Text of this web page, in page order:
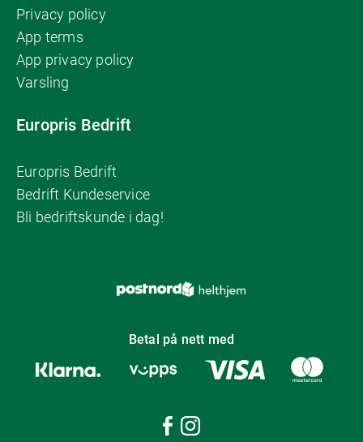
Privacy policy
App terms
App privacy policy
Varsling
Europris Bedrift
Europris Bedrift
Bedrift Kundeservice
Bli bedriftskunde i dag!
Betal på nett med